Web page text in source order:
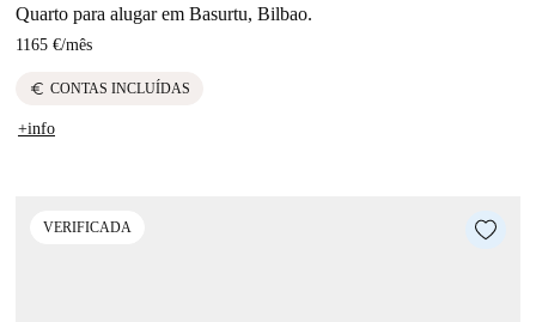
Quarto para alugar em Basurtu, Bilbao.
1165 €/mês
euro CONTAS INCLUÍDAS
+info
VERIFICADA